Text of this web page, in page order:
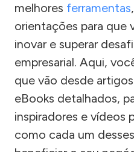
melhores ferramentas
orientações para que
inovar e superar
empresarial. Aqui,
que vão desde
eBooks detalhados,
inspiradores e vídeos
como cada um